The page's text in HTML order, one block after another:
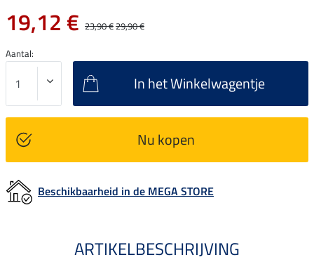
19,12 € 23,90 €29,90 €
Aantal:
In het Winkelwagentje
Nu kopen
Beschikbaarheid in de MEGA STORE
ARTIKELBESCHRIJVING